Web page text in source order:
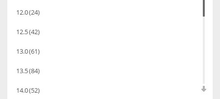
12.0(24)
12.5(42)
13.0(61)
13.5(84)
14.0(52)